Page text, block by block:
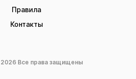
Правила
Контакты
2026 Все права защищены